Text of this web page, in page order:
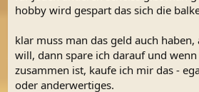
hobby wird gespart das sich die
klar muss man das geld auch
will, dann spare ich darauf und
zusammen ist, kaufe ich mir das -
oder anderwertiges.